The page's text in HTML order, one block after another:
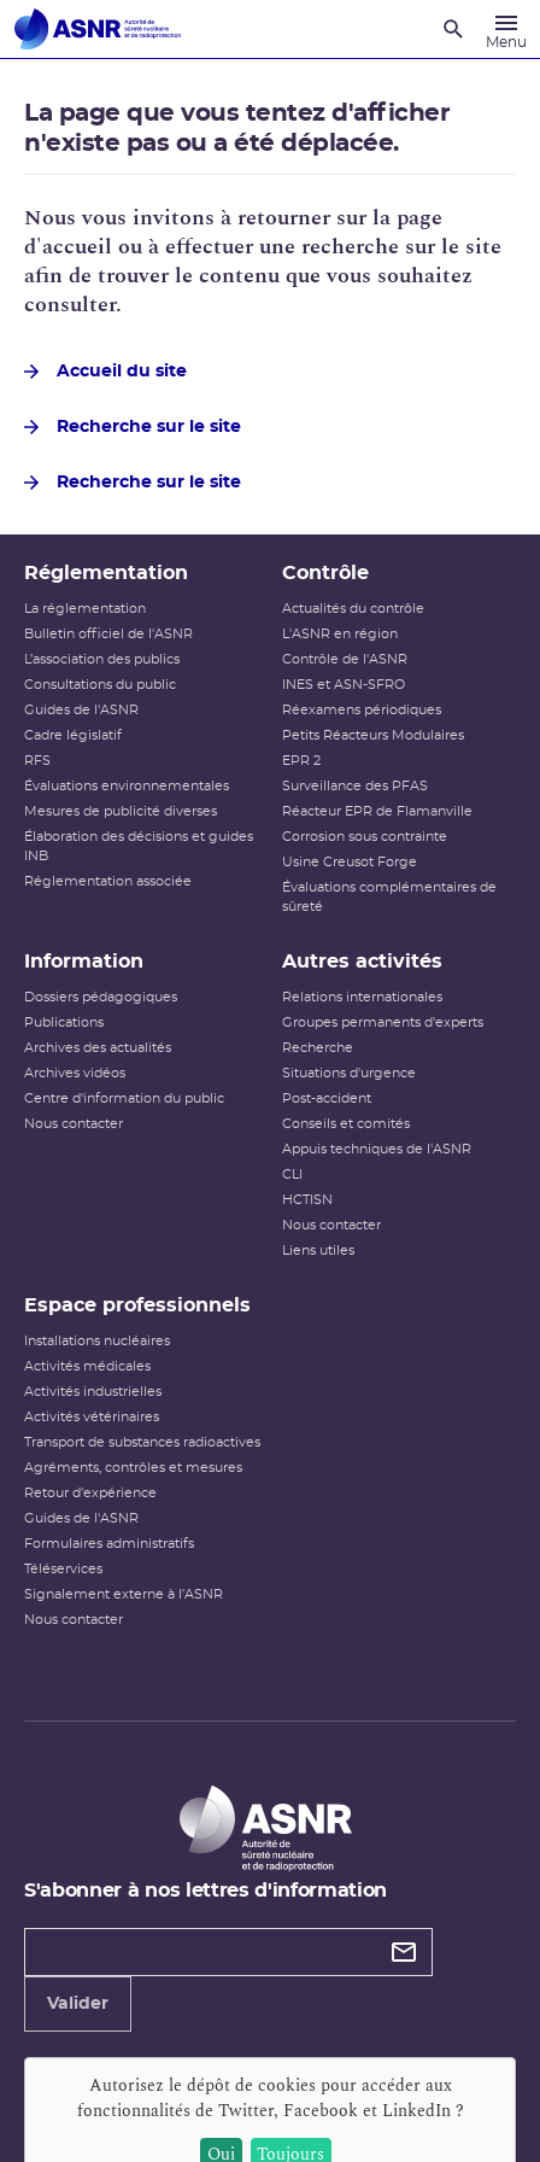
Menu
La page que vous tentez d'afficher
n'existe pas ou a été déplacée.
Nous vous invitons à retourner sur la page
d'accueil ou à effectuer une recherche sur le site
afin de trouver le contenu que vous souhaitez
consulter.
Accueil du site
Recherche sur le site
Recherche sur le site
Réglementation
La réglementation
Bulletin officiel de l'ASNR
L’association des publics
Consultations du public
Guides de l'ASNR
Cadre législatif
RFS
Évaluations environnementales
Mesures de publicité diverses
Élaboration des décisions et guides
INB
Réglementation associée
Contrôle
Actualités du contrôle
L'ASNR en région
Contrôle de l'ASNR
INES et ASN-SFRO
Réexamens périodiques
Petits Réacteurs Modulaires
EPR 2
Surveillance des PFAS
Réacteur EPR de Flamanville
Corrosion sous contrainte
Usine Creusot Forge
Évaluations complémentaires de
sûreté
Information
Dossiers pédagogiques
Publications
Archives des actualités
Archives vidéos
Centre d'information du public
Nous contacter
Autres activités
Relations internationales
Groupes permanents d'experts
Recherche
Situations d'urgence
Post-accident
Conseils et comités
Appuis techniques de l'ASNR
CLI
HCTISN
Nous contacter
Liens utiles
Espace professionnels
Installations nucléaires
Activités médicales
Activités industrielles
Activités vétérinaires
Transport de substances radioactives
Agréments, contrôles et mesures
Retour d'expérience
Guides de l'ASNR
Formulaires administratifs
Téléservices
Signalement externe à l'ASNR
Nous contacter
S'abonner à nos lettres d'information
Types de
Valider
Autorisez le dépôt de cookies pour accéder aux
fonctionnalités de Twitter, Facebook et LinkedIn?
Oui
Toujours